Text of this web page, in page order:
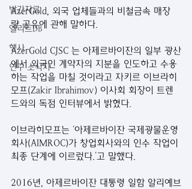
발간자료
엘리트DB
행사
연구 소식지
AzerGold, 외국 업체들과의 비철금속 매장
량 공유에 관해 말하다.
AzerGold CJSC 는 아제르바이잔의 일부 광산
에서 외국인 계약자의 지분을 인도하고 수용
하는 작업을 마칠 것이라고 자키르 이브라히
모프(Zakir Ibrahimov) 이사회 회장이 트렌
드와의 독점 인터뷰에서 밝혔다.
이브라히모프는 ‘아제르바이잔 국제광물운영
회사(AIMROC)가 창업회사와의 인수 작업이
최종 단계에 이르렀다.’고 말했다.
2016년, 아제르바이잔 대통령 일함 알리예브